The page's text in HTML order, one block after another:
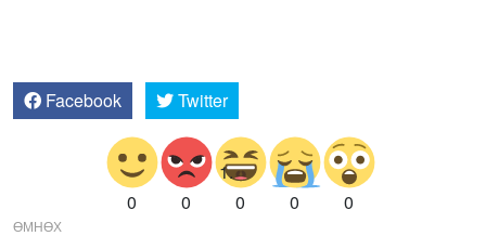
Facebook Twitter
0 0 0 0 0
ӨМНӨХ